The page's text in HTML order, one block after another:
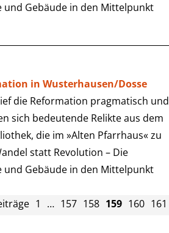
Gebäude in den Mittelpunkt
in Wusterhausen/Dosse
die Reformation pragmatisch und
sich bedeutende Relikte aus dem
die im »Alten Pfarrhaus« zu
statt Revolution – Die
Gebäude in den Mittelpunkt
1 … 157 158 159 160 161